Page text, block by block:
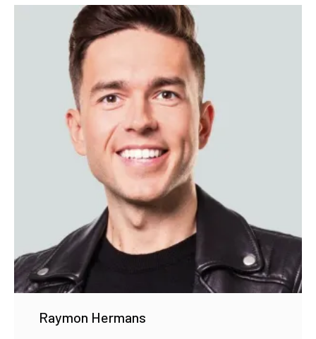
Raymon Hermans